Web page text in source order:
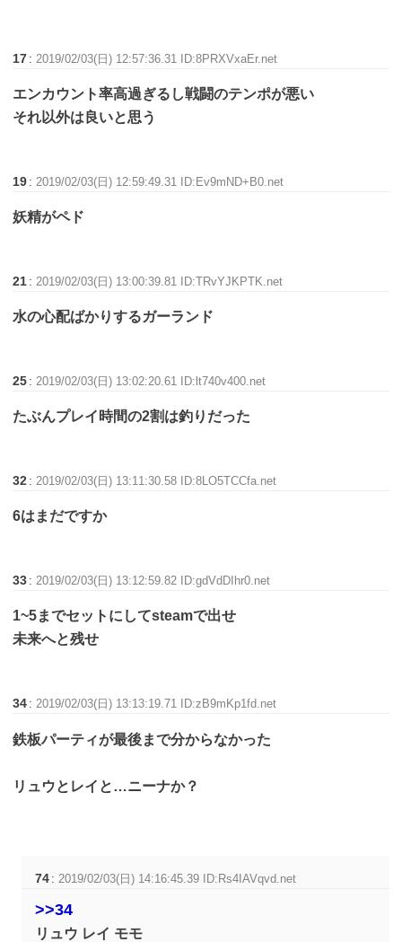
17 : 2019/02/03(日) 12:57:36.31 ID:8PRXVxaEr.net
エンカウント率高過ぎるし戦闘のテンポが悪い
それ以外は良いと思う
19 : 2019/02/03(日) 12:59:49.31 ID:Ev9mND+B0.net
妖精がペド
21 : 2019/02/03(日) 13:00:39.81 ID:TRvYJKPTK.net
水の心配ばかりするガーランド
25 : 2019/02/03(日) 13:02:20.61 ID:lt740v400.net
たぶんプレイ時間の2割は釣りだった
32 : 2019/02/03(日) 13:11:30.58 ID:8LO5TCCfa.net
6はまだですか
33 : 2019/02/03(日) 13:12:59.82 ID:gdVdDIhr0.net
1~5までセットにしてsteamで出せ
未来へと残せ
34 : 2019/02/03(日) 13:13:19.71 ID:zB9mKp1fd.net
鉄板パーティが最後まで分からなかった
リュウとレイと…ニーナか？
74 : 2019/02/03(日) 14:16:45.39 ID:Rs4IAVqvd.net
>>34
リュウ レイ モモ